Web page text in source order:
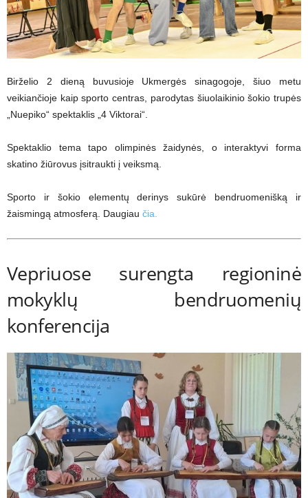
Birželio 2 dieną buvusioje Ukmergės sinagogoje, šiuo metu
veikiančioje kaip sporto centras, parodytas šiuolaikinio šokio trupės
„Nuepiko“ spektaklis „4 Viktorai“.
Spektaklio tema tapo olimpinės žaidynės, o interaktyvi forma
skatino žiūrovus įsitraukti į veiksmą.
Sporto ir šokio elementų derinys sukūrė bendruomenišką ir
žaismingą atmosferą. Daugiau čia.
Vepriuose surengta regioninė
mokyklų bendruomenių
konferencija